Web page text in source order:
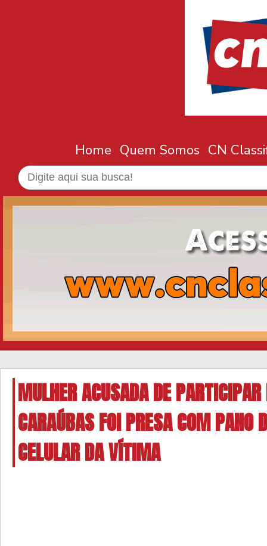
Home Quem Somos CN
MULHER ACUSADA DE
CARAÚBAS FOI PRESA COM PANO
CELULAR DA VÍTIMA